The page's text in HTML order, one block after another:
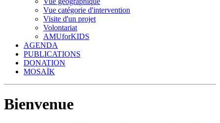
Vue catégorie d'intervention
Visite d'un projet
Volontariat
AMUforKIDS
AGENDA
PUBLICATIONS
DONATION
MOSAÏK
Bienvenue